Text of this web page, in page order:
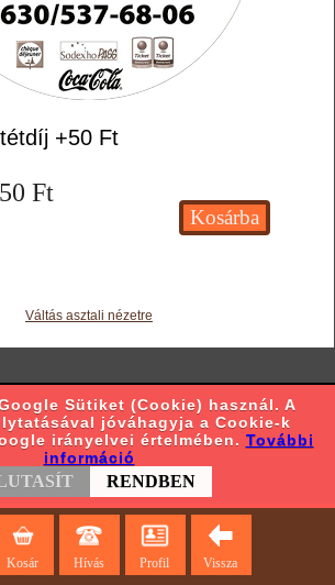
+50 Ft
Ft
Váltás asztali nézetre
Kosár Hívás Profil Vissza
Sütiket (Cookie) használ. A
jóváhagyja a Cookie-k
irányelvei értelmében. További
információ
RENDBEN